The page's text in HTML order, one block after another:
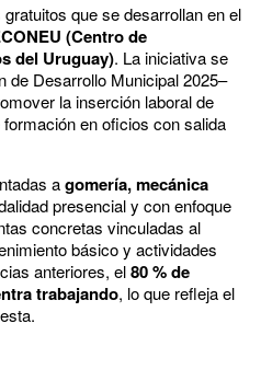
que se desarrollan en el
EU (Centro de
del Uruguay). La iniciativa se
de Desarrollo Municipal 2025–
la inserción laboral de
en oficios con salida
agomería, mecánica
presencial y con enfoque
concretas vinculadas al
básico y actividades
anteriores, el80 % de
trabajando, lo que refleja el